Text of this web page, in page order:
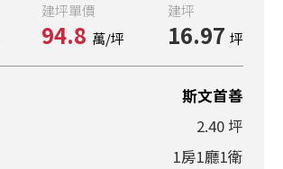
建坪單價
94.8 萬/坪
建坪
16.97 坪
斯文首善
2.40 坪
1房1廳1衛